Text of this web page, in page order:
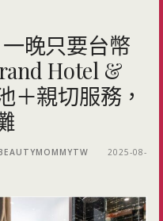
晚只要台幣
Hotel &
＋親切服務，
2025-08-